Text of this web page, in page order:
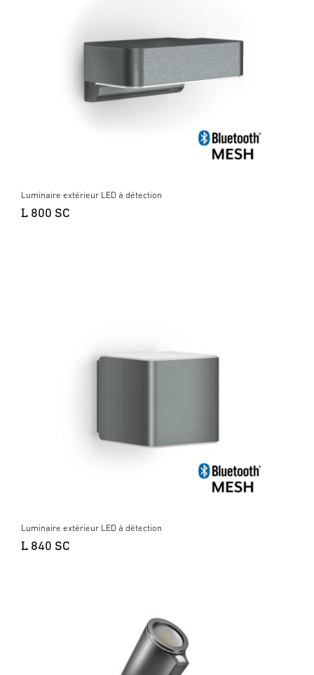
Luminaire extérieur LED à détection
L 800 SC
Luminaire extérieur LED à détection
L 840 SC